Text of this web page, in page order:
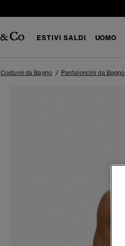
ESTIVI SALDI UOMO
Costumi da Bagno Pantaloncini da Bagno